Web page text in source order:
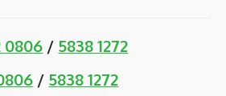
0806 / 5838 1272
/ 5838 1272